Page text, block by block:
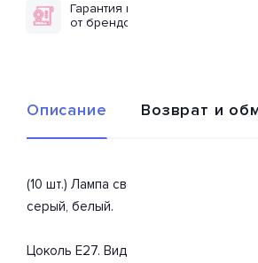
Гарантия качества
от брендов
Описание Возврат и
(10 шт.) Лампа светодиодная
серый, белый.
Цоколь E27. Вид ламп: